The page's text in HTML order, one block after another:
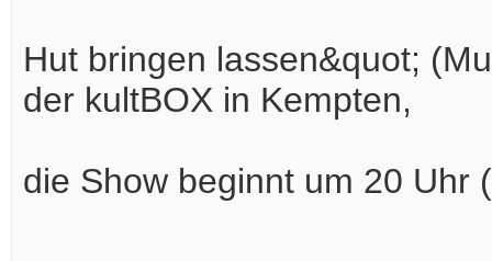
Hut bringen lassen&quot;
der kultBOX in Kempten,
die Show beginnt um 20 Uhr